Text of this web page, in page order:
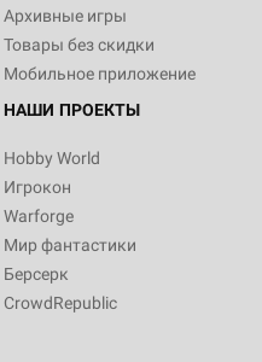
Архивные игры
Товары без скидки
Мобильное приложение
НАШИ ПРОЕКТЫ
Hobby World
Игрокон
Warforge
Мир фантастики
Берсерк
CrowdRepublic